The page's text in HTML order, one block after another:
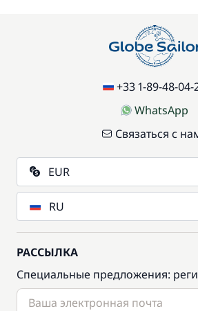
+33 1-89-48-04-
WhatsApp
Связаться с
EUR
RU
РАССЫЛКА
Специальные предложения: